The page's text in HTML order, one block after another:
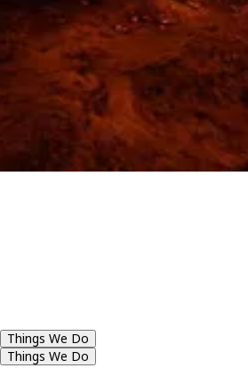
Things We Do
Things We Do